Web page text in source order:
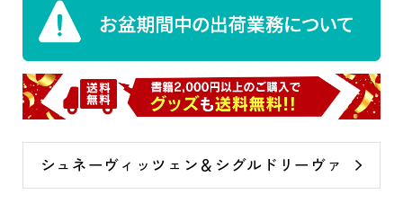
シュネーヴィッツェン＆シグルドリーヴァ